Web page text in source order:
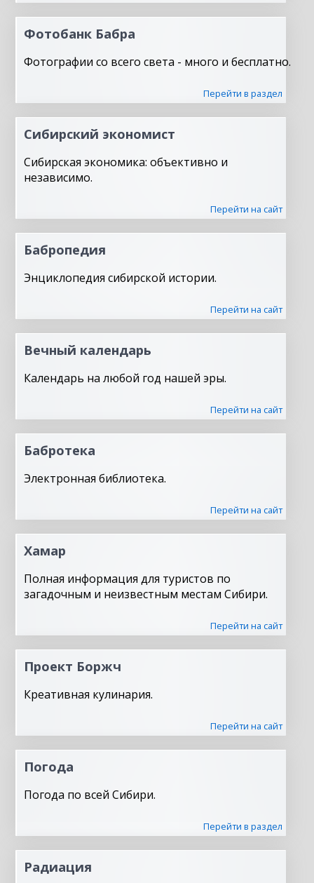
Фотобанк Бабра
Фотографии со всего света - много и бесплатно.
Перейти в раздел
Сибирский экономист
Сибирская экономика: объективно и
независимо.
Перейти на сайт
Бабропедия
Энциклопедия сибирской истории.
Перейти на сайт
Вечный календарь
Календарь на любой год нашей эры.
Перейти на сайт
Бабротека
Электронная библиотека.
Перейти на сайт
Хамар
Полная информация для туристов по
загадочным и неизвестным местам Сибири.
Перейти на сайт
Проект Боржч
Креативная кулинария.
Перейти на сайт
Погода
Погода по всей Сибири.
Перейти в раздел
Радиация